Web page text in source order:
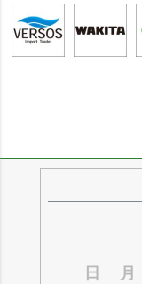
日
月